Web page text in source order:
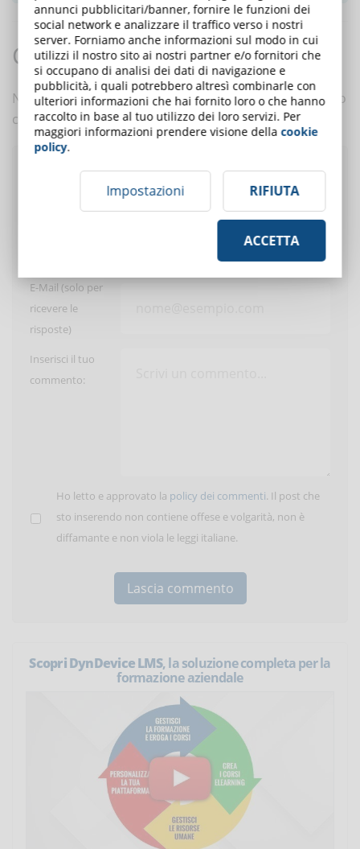
Commenti:
Nessun commento è ancora presente. Scrivi tu il primo
commento a questo articolo!
Pubblica un commento
E-Mail (solo per
ricevere le
risposte)
Inserisci il tuo
commento:
Ho letto e approvato la policy dei commenti. Il post che
sto inserendo non contiene offese e volgarità, non è
diffamante e non viola le leggi italiane.
Scopri DynDevice LMS, la soluzione completa per la
formazione aziendale
annunci pubblicitari/banner, fornire le funzioni dei
social network e analizzare il traffico verso i nostri
server. Forniamo anche informazioni sul modo in cui
utilizzi il nostro sito ai nostri partner e/o fornitori che
si occupano di analisi dei dati di navigazione e
pubblicità, i quali potrebbero altresì combinarle con
ulteriori informazioni che hai fornito loro o che hanno
raccolto in base al tuo utilizzo dei loro servizi. Per
maggiori informazioni prendere visione dellacookie
policy.
Impostazioni RIFIUTA
ACCETTA